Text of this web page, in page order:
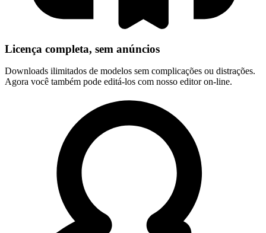
Licença completa, sem anúncios
Downloads ilimitados de modelos sem complicações ou distrações.
Agora você também pode editá-los com nosso editor on-line.